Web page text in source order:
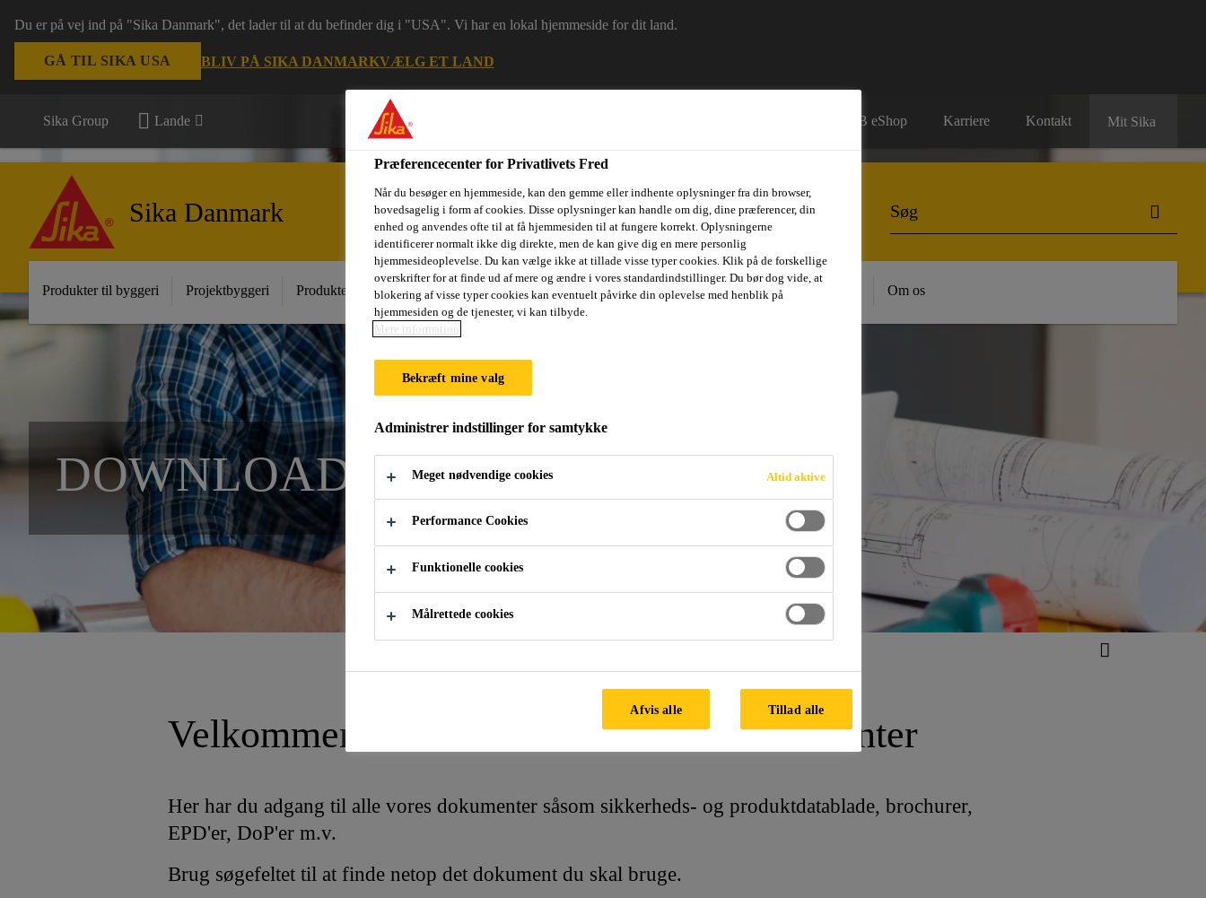
Du er på vej ind på "Sika Danmark", det lader til at du befinder dig i "USA". Vi har en lokal hjemmeside for dit land.
GÅ TIL SIKA USA BLIV PÅ SIKA DANMARKVÆLG ET LAND
Sika Group Lande B2B eShop Karriere Kontakt Mit Sika
Sika Danmark
Produkter til byggeri Projektbyggeri Produkter til industri Dokumenter Digital værktøjskasse Referencer Bæredygtighed Om os
DOWNLOAD DOKUMENTER
Velkommen til Sika Danmarks downloadcenter
Her har du adgang til alle vores dokumenter såsom sikkerheds- og produktdatablade, brochurer,
EPD'er, DoP'er m.v.
Brug søgefeltet til at finde netop det dokument du skal bruge.
Præferencecenter for Privatlivets Fred
Når du besøger en hjemmeside, kan den gemme eller indhente oplysninger fra din browser,
hovedsagelig i form af cookies. Disse oplysninger kan handle om dig, dine præferencer, din
enhed og anvendes ofte til at få hjemmesiden til at fungere korrekt. Oplysningerne
identificerer normalt ikke dig direkte, men de kan give dig en mere personlig
hjemmesideoplevelse. Du kan vælge ikke at tillade visse typer cookies. Klik på de forskellige
overskrifter for at finde ud af mere og ændre i vores standardindstillinger. Du bør dog vide, at
blokering af visse typer cookies kan eventuelt påvirke din oplevelse med henblik på
hjemmesiden og de tjenester, vi kan tilbyde.
Mere information
Bekræft mine valg
Administrer indstillinger for samtykke
Meget nødvendige cookies Altid aktive
Performance Cookies
Funktionelle cookies
Målrettede cookies
Afvis alle Tillad alle